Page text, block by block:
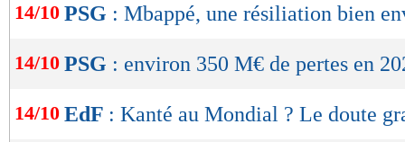
14/10 PSG : Mbappé, une résiliation bien
14/10 PSG : environ 350 M€ de pertes en
14/10 EdF : Kanté au Mondial ? Le doute